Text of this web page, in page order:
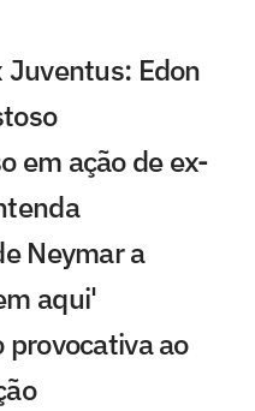
Juventus: Edon
em ação de ex-
Neymar a
aqui'
provocativa ao